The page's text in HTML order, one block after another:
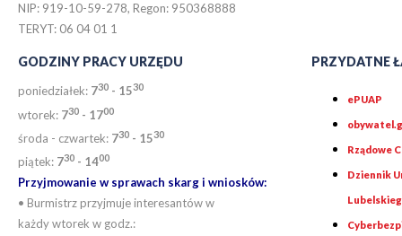
NIP: 919-10-59-278, Regon: 950368888
TERYT: 06 04 01 1
GODZINY PRACY URZĘDU
poniedziałek: 730 - 1530
wtorek: 730 - 1700
środa - czwartek: 730 - 1530
piątek: 730 - 1400
Przyjmowanie w sprawach skarg i wniosków:
• Burmistrz przyjmuje interesantów w
każdy wtorek w godz.:
PRZYDATNE
ePUAP
Rządowe
Dziennik